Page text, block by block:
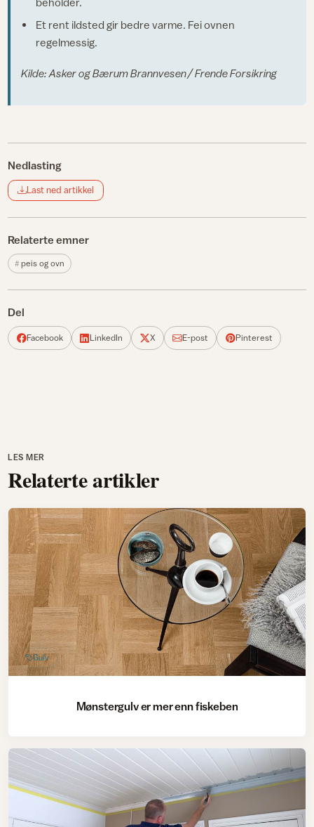
Et rent ildsted gir bedre varme. Fei ovnen
regelmessig.
Kilde: Asker og Bærum Brannvesen/ Frende Forsikring
Nedlasting
Last ned artikkel
Relaterte emner
peis og ovn
Del
Facebook LinkedIn X E-post Pinterest
LES MER
Relaterte artikler
Gulv
Mønstergulv er mer enn fiskeben